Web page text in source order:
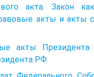
акта. Закон
акты и акты
акты
РФ.